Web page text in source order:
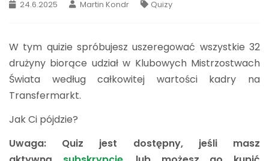
24.6.2025 Martin Kondr Quizy
W tym quizie spróbujesz uszeregować wszystkie 32
drużyny biorące udział w Klubowych Mistrzostwach
Świata według całkowitej wartości kadry na
Transfermarkt.
Jak Ci pójdzie?
Uwaga: Quiz jest dostępny, jeśli masz